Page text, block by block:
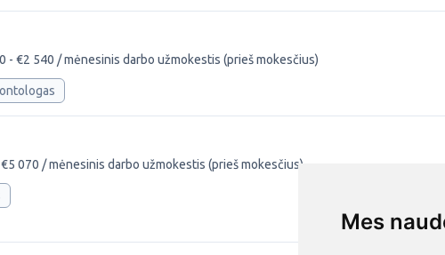
Mes
- €2 540 / mėnesinis darbo užmokestis (prieš mokesčius)
070 / mėnesinis darbo užmokestis (prieš mokesčius)